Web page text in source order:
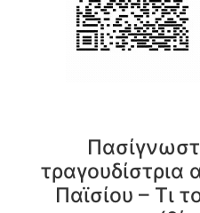
τραγουδίστρια
Παϊσίου – Τι